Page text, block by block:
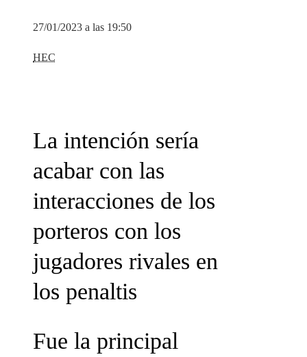
27/01/2023 a las 19:50
HEC
La intención sería
acabar con las
interacciones de los
porteros con los
jugadores rivales en
los penaltis
Fue la principal